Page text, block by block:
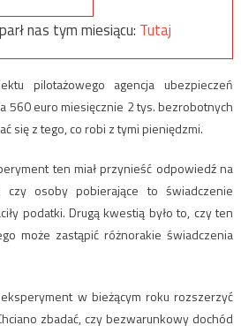
nas tym miesiącu: Tutaj
pilotażowego agencja ubezpieczeń
560 euro miesięcznie 2 tys. bezrobotnych
się z tego, co robi z tymi pieniędzmi.
ten miał przynieść odpowiedź na
osoby pobierające to świadczenie
podatki. Drugą kwestią było to, czy ten
może zastąpić różnorakie świadczenia
w bieżącym roku rozszerzyć
zbadać, czy bezwarunkowy dochód